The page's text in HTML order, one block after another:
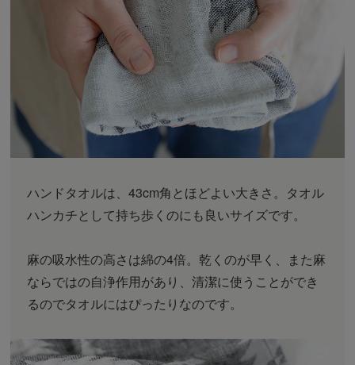
ハンドタオルは、43cm角とほどよい大きさ。タオル
ハンカチとして持ち歩くのにも良いサイズです。
麻の吸水性の高さは綿の4倍。乾くのが早く、また麻
ならではの自浄作用があり、清潔に使うことができ
るのでタオルにはぴったりなのです。